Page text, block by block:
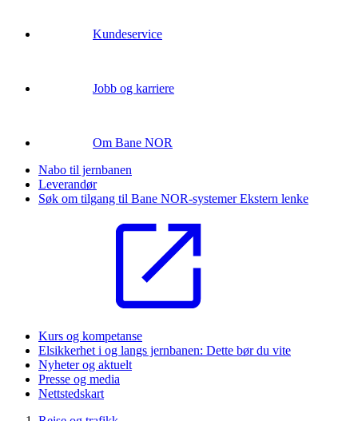
Kundeservice
Jobb og karriere
Om Bane NOR
Nabo til jernbanen
Leverandør
Søk om tilgang til Bane NOR-systemerEkstern lenke
Kurs og kompetanse
Elsikkerhet i og langs jernbanen: Dette bør du vite
Nyheter og aktuelt
Presse og media
Nettstedskart